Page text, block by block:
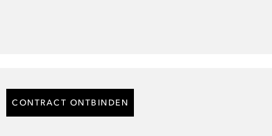
CONTRACT ONTBINDEN